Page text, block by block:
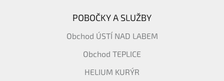
POBOČKY A SLUŽBY
Obchod ÚSTÍ NAD LABEM
Obchod TEPLICE
HELIUM KURÝR